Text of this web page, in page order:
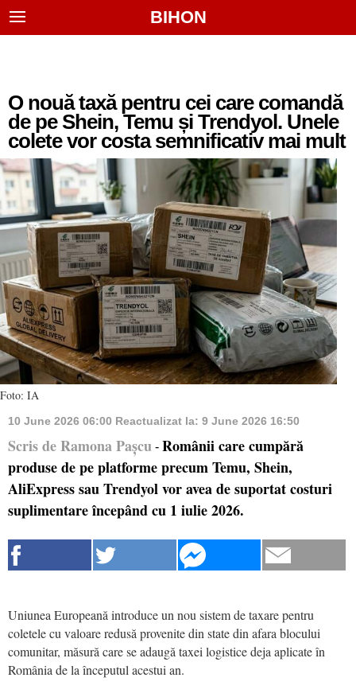
BIHON
O nouă taxă pentru cei care comandă
de pe Shein, Temu și Trendyol. Unele
colete vor costa semnificativ mai mult
Foto: IA
10 June 2026 06:00 Reactualizat la: 9 June 2026 16:50
Scris de Ramona Pașcu - Românii care cumpără
produse de pe platforme precum Temu, Shein,
AliExpress sau Trendyol vor avea de suportat costuri
suplimentare începând cu 1 iulie 2026.
Uniunea Europeană introduce un nou sistem de taxare pentru
coletele cu valoare redusă provenite din state din afara blocului
comunitar, măsură care se adaugă taxei logistice deja aplicate în
România de la începutul acestui an.